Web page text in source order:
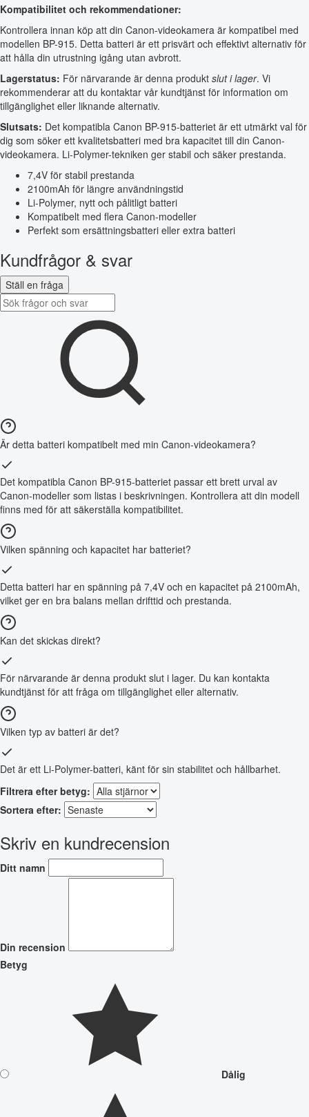
Kompatibilitet och rekommendationer:
Kontrollera innan köp att din Canon-videokamera är kompatibel med
modellen BP-915. Detta batteri är ett prisvärt och effektivt alternativ för
att hålla din utrustning igång utan avbrott.
Lagerstatus: För närvarande är denna produkt slut i lager. Vi
rekommenderar att du kontaktar vår kundtjänst för information om
tillgänglighet eller liknande alternativ.
Slutsats: Det kompatibla Canon BP-915-batteriet är ett utmärkt val för
dig som söker ett kvalitetsbatteri med bra kapacitet till din Canon-
videokamera. Li-Polymer-tekniken ger stabil och säker prestanda.
7,4V för stabil prestanda
2100mAh för längre användningstid
Li-Polymer, nytt och pålitligt batteri
Kompatibelt med flera Canon-modeller
Perfekt som ersättningsbatteri eller extra batteri
Kundfrågor & svar
Ställ en fråga
Är detta batteri kompatibelt med min Canon-videokamera?
Det kompatibla Canon BP-915-batteriet passar ett brett urval av
Canon-modeller som listas i beskrivningen. Kontrollera att din modell
finns med för att säkerställa kompatibilitet.
Vilken spänning och kapacitet har batteriet?
Detta batteri har en spänning på 7,4V och en kapacitet på 2100mAh,
vilket ger en bra balans mellan drifttid och prestanda.
Kan det skickas direkt?
För närvarande är denna produkt slut i lager. Du kan kontakta
kundtjänst för att fråga om tillgänglighet eller alternativ.
Vilken typ av batteri är det?
Det är ett Li-Polymer-batteri, känt för sin stabilitet och hållbarhet.
Filtrera efter betyg:
Sortera efter:
Skriv en kundrecension
Ditt namn
Din recension
Betyg
Dålig